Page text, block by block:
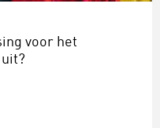
voor het